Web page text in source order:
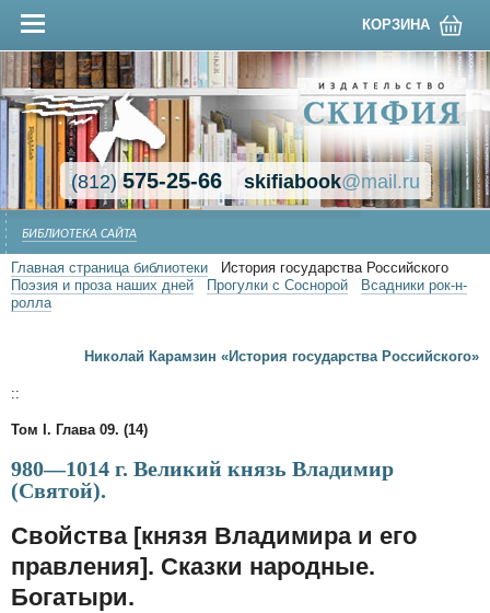
КОРЗИНА
(812)575-25-66 skifiabook@mail.ru
БИБЛИОТЕКА САЙТА
Главная страница библиотеки
История государства Российского
Поэзия и проза наших дней
Прогулки с Соснорой
Всадники рок-н-
ролла
Николай Карамзин «История государства Российского»
::
Том I. Глава 09. (14)
980—1014 г. Великий князь Владимир
(Святой).
Свойства [князя Владимира и его
правления]. Сказки народные.
Богатыри.